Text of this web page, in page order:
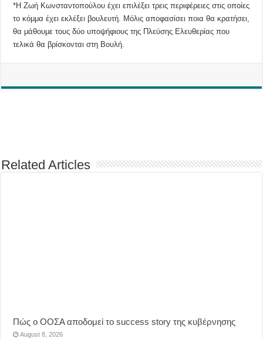
*Η Ζωή Κωνσταντοπούλου έχει επιλέξει τρεις περιφέρειες στις οποίες
το κόμμα έχει εκλέξει βουλευτή. Μόλις αποφασίσει ποια θα κρατήσει,
θα μάθουμε τους δύο υποψήφιους της Πλεύσης Ελευθερίας που
τελικά θα βρίσκονται στη Βουλή.
Related Articles
Πώς ο ΟΟΣΑ αποδομεί το success story της κυβέρνησης
August 8, 2026